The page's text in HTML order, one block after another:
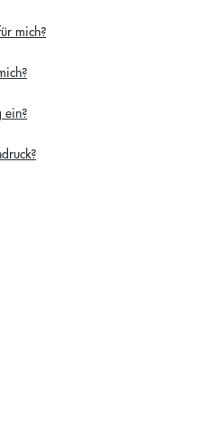
mich?
ein?